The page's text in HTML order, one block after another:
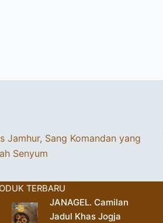
Jamhur, Sang Komandan yang
Senyum
TERBARU
JANAGEL. Camilan
Jadul Khas Jogja